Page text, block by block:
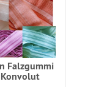
Falzgummi